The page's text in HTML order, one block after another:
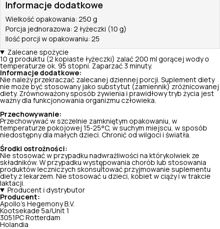
Informacje dodatkowe
Wielkość opakowania: 250 g
Porcja jednorazowa: 2 łyżeczki (10 g)
Ilość porcji w opakowaniu: 25
Zalecane spożycie
10 g produktu (2 kopiaste łyżeczki) zalać 200 ml gorącej wody o
temperaturze ok. 95 stopni. Zaparzać 3 minuty.
Informacje dodatkowe:
Nie należy przekraczać zalecanej dziennej porcji. Suplement diety
nie może być stosowany jako substytut (zamiennik) zróżnicowanej
diety. Zrównoważony sposób żywienia i prawidłowy tryb życia jest
ważny dla funkcjonowania organizmu człowieka.
Przechowywanie:
Przechowywać w szczelnie zamkniętym opakowaniu, w
temperaturze pokojowej 15‑25°C, w suchym miejscu, w sposób
niedostępny dla małych dzieci. Chronić od wilgoci i światła.
Środki ostrożności:
Nie stosować w przypadku nadwrażliwości na którykolwiek ze
składników. W przypadku występowania chorób lub stosowania
produktów leczniczych skonsultować przyjmowanie suplementu
diety z lekarzem. Nie stosować u dzieci, kobiet w ciąży i w trakcie
laktacji.
Producent i dystrybutor
Producent:
Apollo's Hegemony B.V.
Kootsekade 5a/Unit 1
3051PC Rotterdam
Holandia